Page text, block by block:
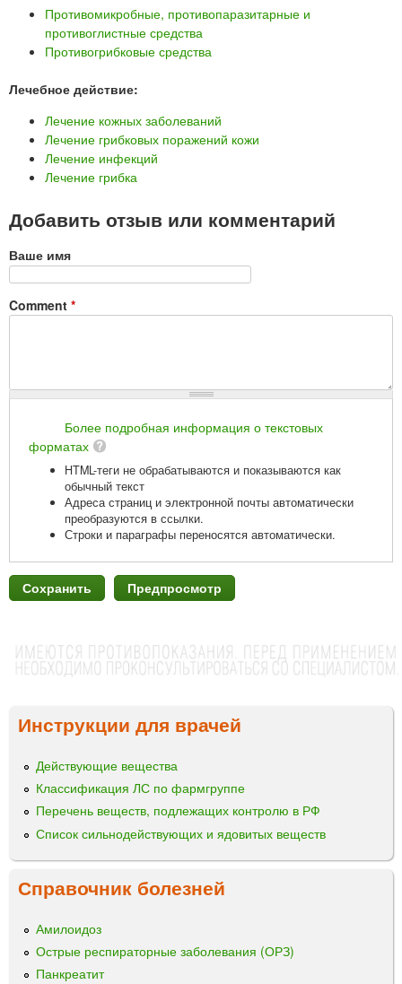
Противомикробные, противопаразитарные и
противоглистные средства
Противогрибковые средства
Лечебное действие:
Лечение кожных заболеваний
Лечение грибковых поражений кожи
Лечение инфекций
Лечение грибка
Добавить отзыв или комментарий
Ваше имя
Comment *
Более подробная информация о текстовых
форматах
HTML-теги не обрабатываются и показываются как
обычный текст
Адреса страниц и электронной почты автоматически
преобразуются в ссылки.
Строки и параграфы переносятся автоматически.
Инструкции для врачей
Действующие вещества
Классификация ЛС по фармгруппе
Перечень веществ, подлежащих контролю в РФ
Список сильнодействующих и ядовитых веществ
Справочник болезней
Амилоидоз
Острые респираторные заболевания (ОРЗ)
Панкреатит